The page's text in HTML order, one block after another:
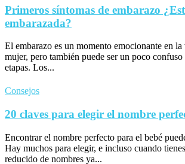
Primeros síntomas de embarazo
embarazada?
El embarazo es un momento emocionante en
mujer, pero también puede ser un poco confuso
etapas. Los...
Consejos
20 claves para elegir el nombre
Encontrar el nombre perfecto para el bebé
Hay muchos para elegir, e incluso cuando
reducido de nombres ya...